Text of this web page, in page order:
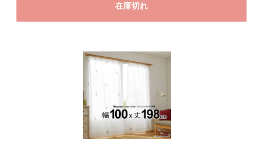
在庫切れ